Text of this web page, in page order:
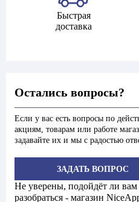
Быстрая
доставка
Остались вопросы?
Если у вас есть вопросы по
акциям, товарам или работе
задавайте их и мы с радостью
ЗАДАТЬ ВОПРОС
Не уверены, подойдёт ли
разобраться - магазин